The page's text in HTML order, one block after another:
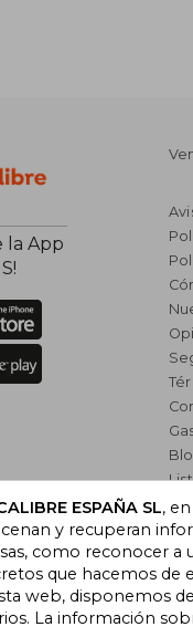
la App
. Calle Energía, 65,
ESPAÑA SL,
y recuperan
como reconocer a
que hacemos de
web, disponemos
La información